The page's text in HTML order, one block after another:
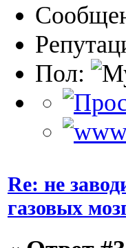
Пол:
Re: не
газовых